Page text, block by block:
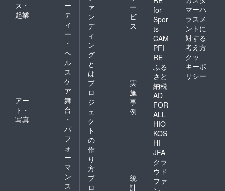
ス・
起業
ー
テ
ィ
ー
・
ヘ
ル
ス
ケ
ア
アー
ト・
写真
舞
台
・
パ
フ
ォ
ー
マ
ン
ス
ァ
ン
デ
ィ
ン
グ
と
は
ー
ビ
ス
プ
ロ
ジ
ェ
ク
ト
の
作
り
方
実
施
事
例
プ
ロ
統
計
for
Spor
ts
CAM
PFI
RE
ふる
さと
納税
AD
FOR
ALL
HIO
KOS
HI
JFA
クラ
ウド
ファ
マーハ
ラスメ
ントに
対する
考え方
クッ
キーポ
リシー